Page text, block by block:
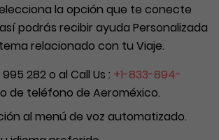
la opción que te conecte
podrás recibir ayuda Personalizada
relacionado con tu Viaje.
282 o al Call Us : +1-833-894-
de teléfono de Aeroméxico.
al menú de voz automatizado.